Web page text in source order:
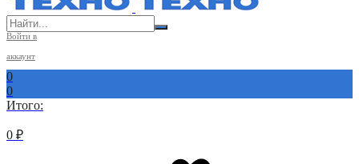
Войти в
аккаунт
0
0
Итого:
0 ₽